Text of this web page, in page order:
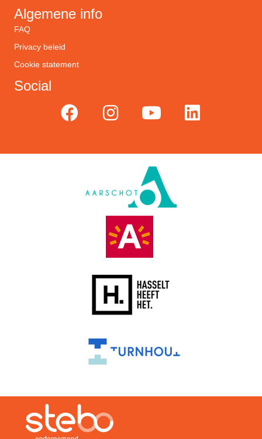
Algemene info
FAQ
Privacy beleid
Cookie statement
Social